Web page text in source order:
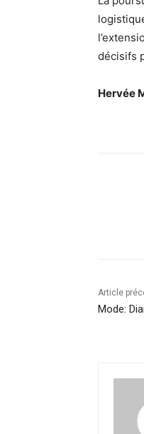
décisifs
Hervée
Article
Mode: